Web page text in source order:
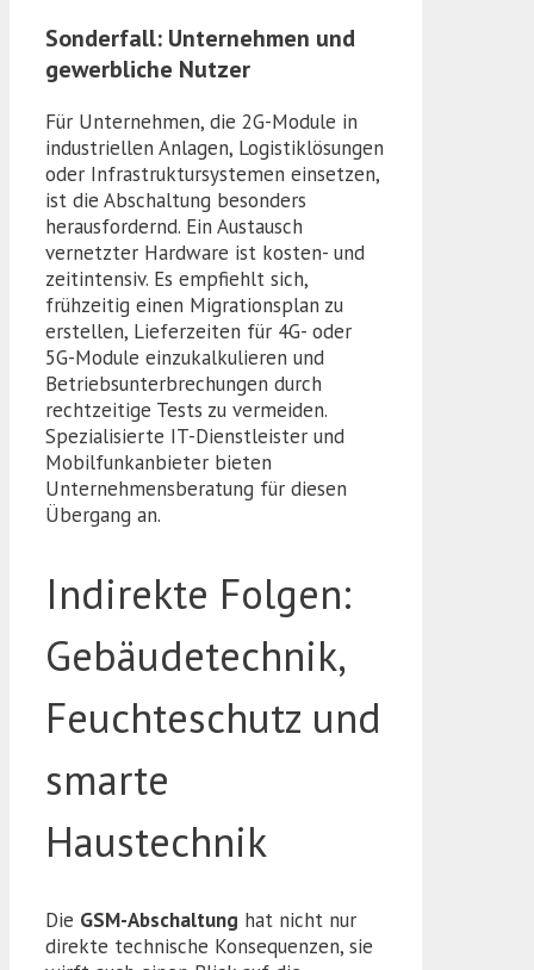
Sonderfall: Unternehmen und
gewerbliche Nutzer
Für Unternehmen, die 2G-Module in
industriellen Anlagen, Logistiklösungen
oder Infrastruktursystemen einsetzen,
ist die Abschaltung besonders
herausfordernd. Ein Austausch
vernetzter Hardware ist kosten- und
zeitintensiv. Es empfiehlt sich,
frühzeitig einen Migrationsplan zu
erstellen, Lieferzeiten für 4G- oder
5G-Module einzukalkulieren und
Betriebsunterbrechungen durch
rechtzeitige Tests zu vermeiden.
Spezialisierte IT-Dienstleister und
Mobilfunkanbieter bieten
Unternehmensberatung für diesen
Übergang an.
Indirekte Folgen:
Gebäudetechnik,
Feuchteschutz und
smarte
Haustechnik
Die GSM-Abschaltung hat nicht nur
direkte technische Konsequenzen, sie